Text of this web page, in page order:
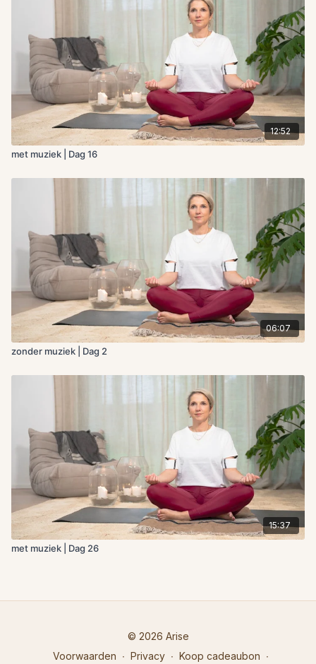
12:52
met muziek | Dag 16
06:07
zonder muziek | Dag 2
15:37
met muziek | Dag 26
© 2026 Arise
Voorwaarden ∙ Privacy ∙ Koop cadeaubon ∙